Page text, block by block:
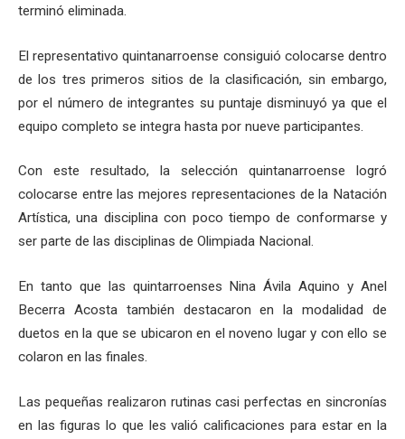
terminó eliminada.
El representativo quintanarroense consiguió colocarse dentro
de los tres primeros sitios de la clasificación, sin embargo,
por el número de integrantes su puntaje disminuyó ya que el
equipo completo se integra hasta por nueve participantes.
Con este resultado, la selección quintanarroense logró
colocarse entre las mejores representaciones de la Natación
Artística, una disciplina con poco tiempo de conformarse y
ser parte de las disciplinas de Olimpiada Nacional.
En tanto que las quintarroenses Nina Ávila Aquino y Anel
Becerra Acosta también destacaron en la modalidad de
duetos en la que se ubicaron en el noveno lugar y con ello se
colaron en las finales.
Las pequeñas realizaron rutinas casi perfectas en sincronías
en las figuras lo que les valió calificaciones para estar en la